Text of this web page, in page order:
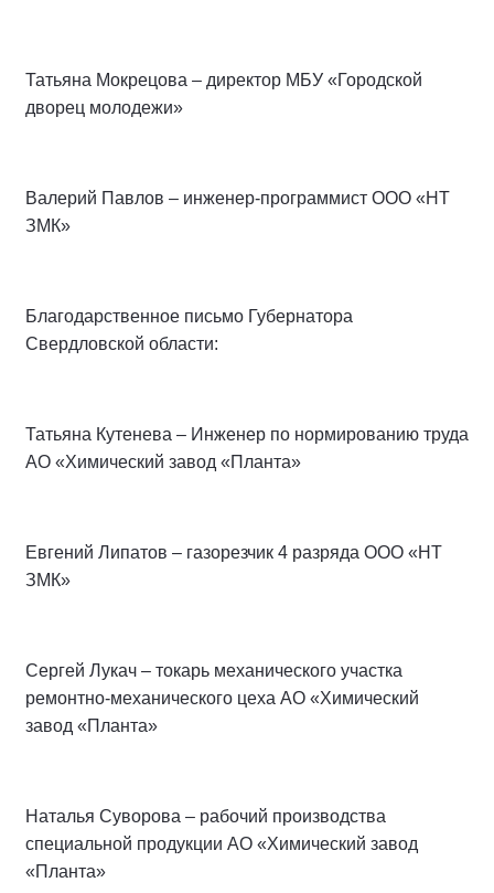
Татьяна Мокрецова – директор МБУ «Городской
дворец молодежи»
Валерий Павлов – инженер-программист ООО «НТ
ЗМК»
Благодарственное письмо Губернатора
Свердловской области:
Татьяна Кутенева – Инженер по нормированию труда
АО «Химический завод «Планта»
Евгений Липатов – газорезчик 4 разряда ООО «НТ
ЗМК»
Сергей Лукач – токарь механического участка
ремонтно-механического цеха АО «Химический
завод «Планта»
Наталья Суворова – рабочий производства
специальной продукции АО «Химический завод
«Планта»